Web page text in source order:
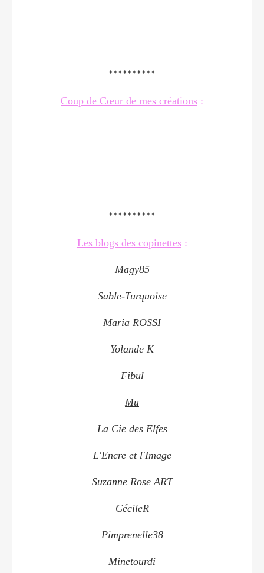
**********
Coup de Cœur de mes créations :
**********
Les blogs des copinettes:
Magy85
Sable-Turquoise
Maria ROSSI
Yolande K
Fibul
Mu
La Cie des Elfes
L'Encre et l'Image
Suzanne Rose ART
CécileR
Pimprenelle38
Minetourdi